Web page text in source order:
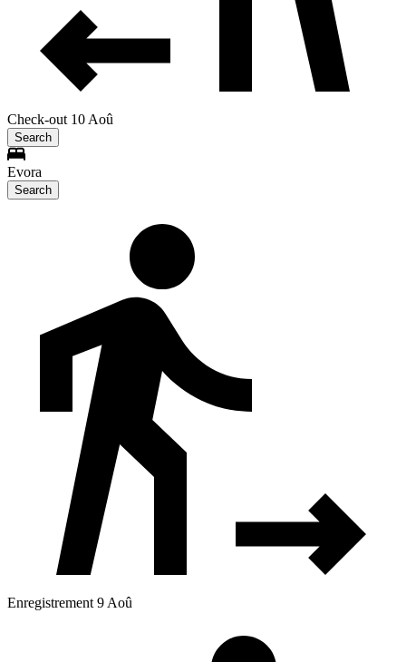
Check-out 10 Aoû
Search
Evora
Search
Enregistrement 9 Aoû